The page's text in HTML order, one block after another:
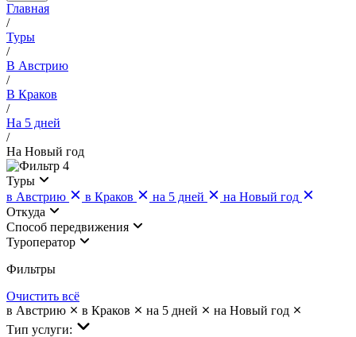
Главная
/
Туры
/
В Австрию
/
В Краков
/
На 5 дней
/
На Новый год
4
Туры
в Австрию
в Краков на 5 дней
на Новый год
Откуда
Cпособ передвижения
Туроператор
Фильтры
Очистить всё
в Австрию
в Краков на 5 дней
на Новый год
Тип услуги: